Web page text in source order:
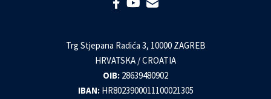
Trg Stjepana Radića 3, 10000 ZAGREB
HRVATSKA / CROATIA
OIB: 28639480902
IBAN: HR8023900011100021305